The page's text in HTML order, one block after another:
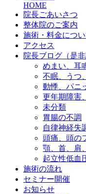
HOME
院長ごあいさつ
整体院のご案内
施術・料金につ
アクセス
院長ブログ（是
めまい、耳
不眠、うつ
動悸、パニ
更年期障害
未分類
胃腸の不調
自律神経失
頭痛、頭の
顎、首、肩
起立性低血
施術の流れ
セミナー開催
お知らせ